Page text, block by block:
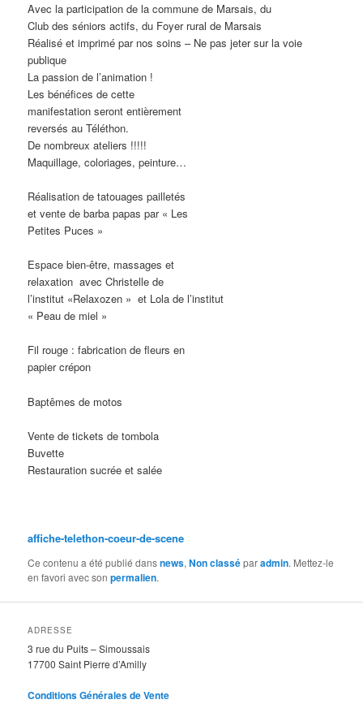
Avec la participation de la commune de Marsais, du
Club des séniors actifs, du Foyer rural de Marsais
Réalisé et imprimé par nos soins – Ne pas jeter sur la voie
publique
La passion de l’animation !
Les bénéfices de cette
manifestation seront entièrement
reversés au Téléthon.
De nombreux ateliers !!!!!
Maquillage, coloriages, peinture…
Réalisation de tatouages pailletés
et vente de barba papas par « Les
Petites Puces »
Espace bien-être, massages et
relaxation avec Christelle de
l’institut «Relaxozen » et Lola de l’institut
« Peau de miel »
Fil rouge : fabrication de fleurs en
papier crépon
Baptêmes de motos
Vente de tickets de tombola
Buvette
Restauration sucrée et salée
affiche-telethon-coeur-de-scene
Ce contenu a été publié dansnews,Non classéparadmin. Mettez-le
en favori avec sonpermalien.
ADRESSE
3 rue du Puits – Simoussais
17700 Saint Pierre d’Amilly
Conditions Générales de Vente